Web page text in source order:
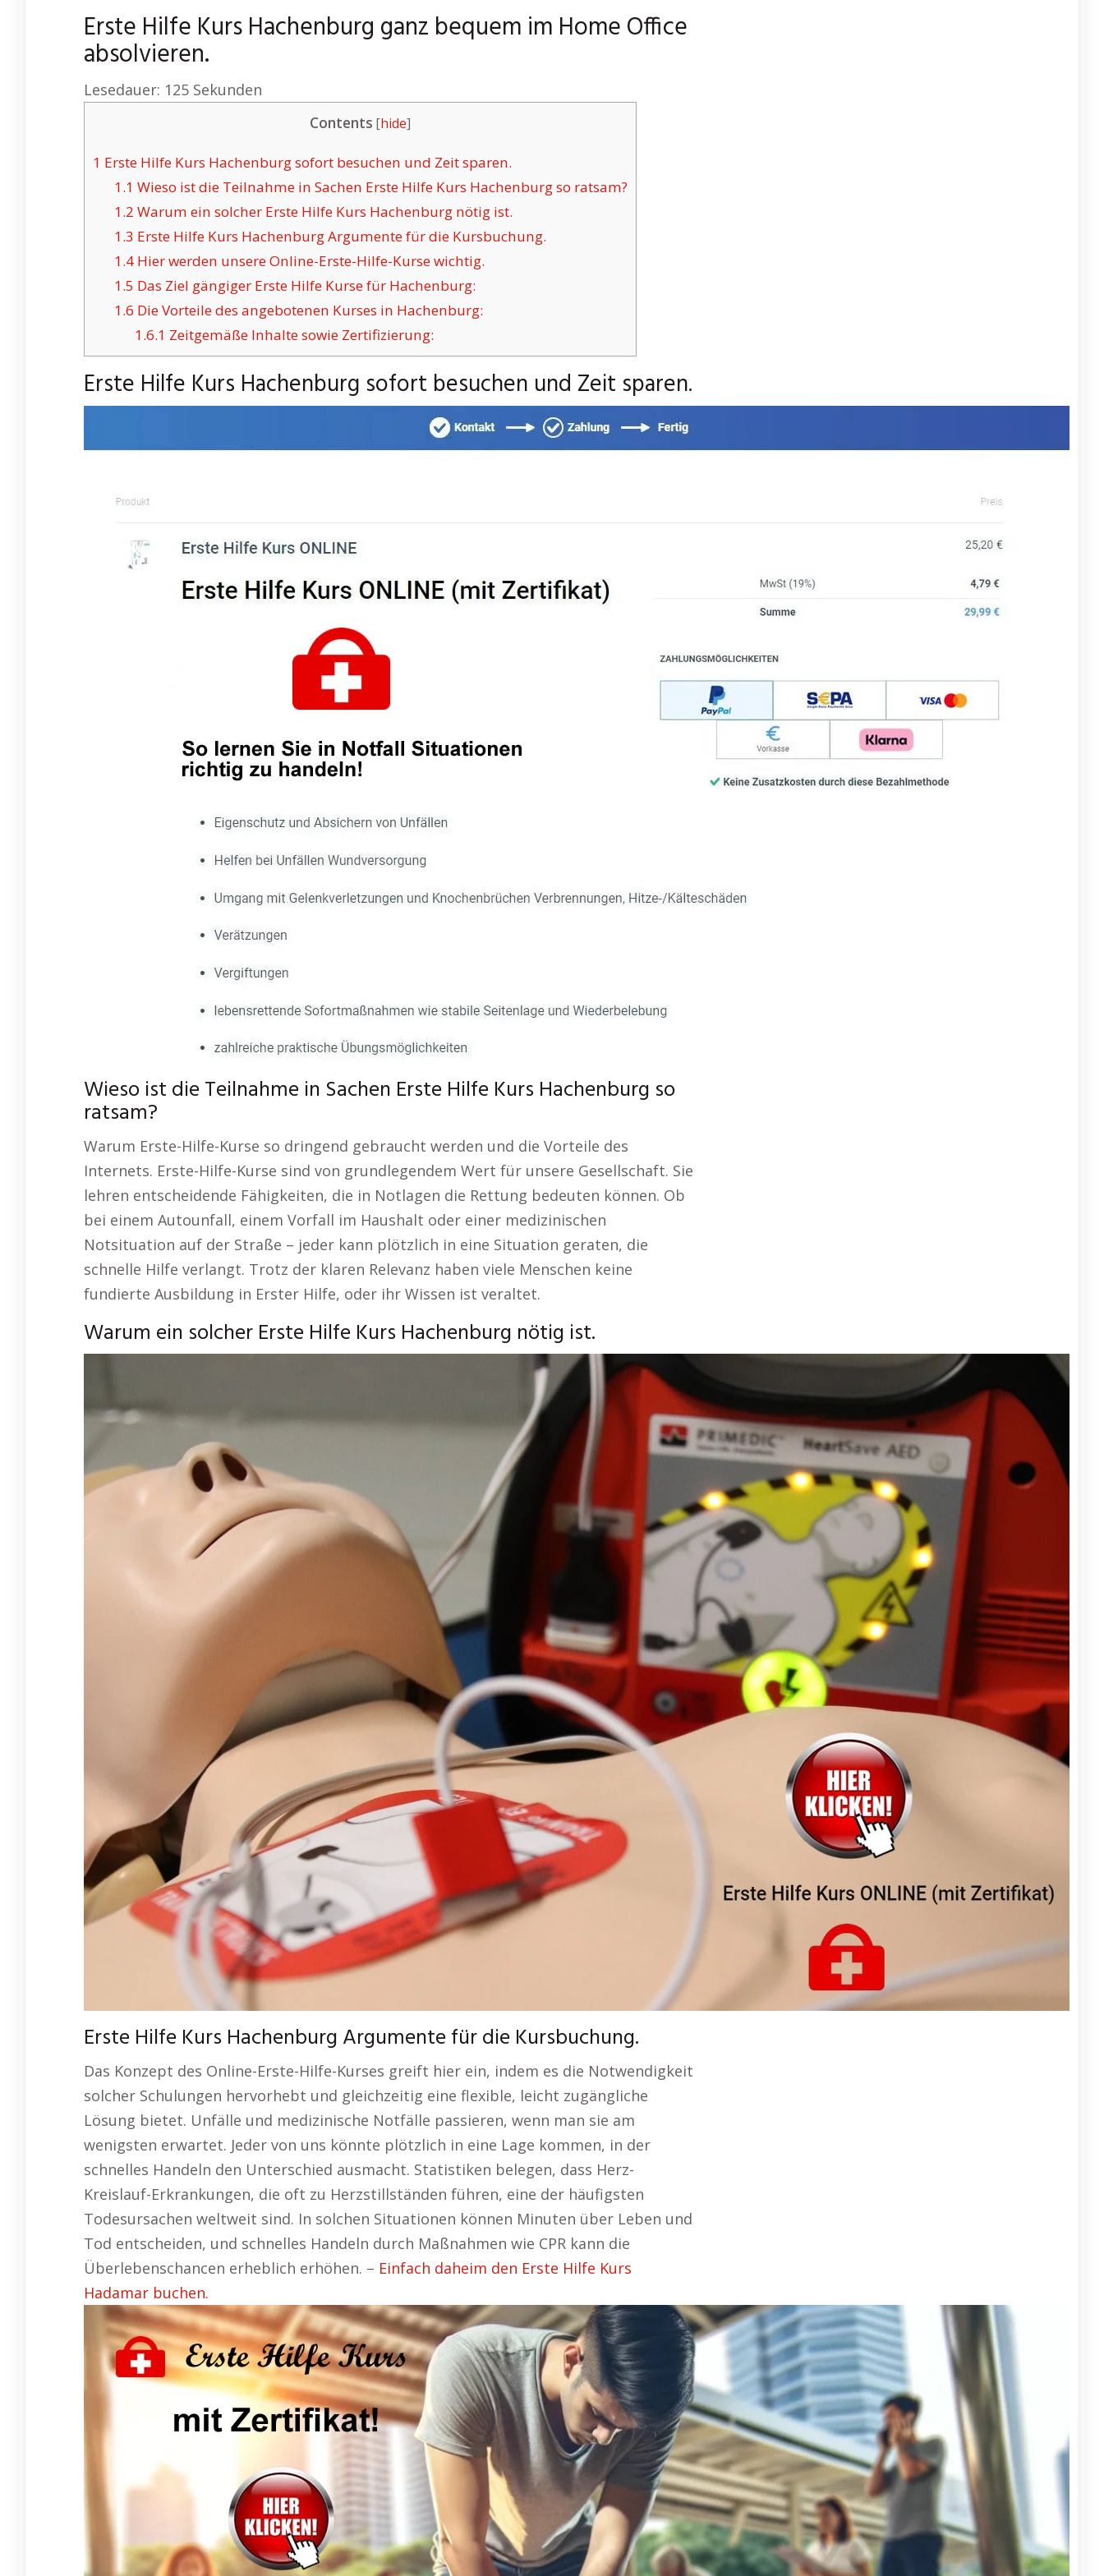
Erste Hilfe Kurs Hachenburg ganz bequem im Home Office
absolvieren.
Lesedauer: 125 Sekunden
Contents [hide]
1 Erste Hilfe Kurs Hachenburg sofort besuchen und Zeit sparen.
1.1 Wieso ist die Teilnahme in Sachen Erste Hilfe Kurs Hachenburg so ratsam?
1.2 Warum ein solcher Erste Hilfe Kurs Hachenburg nötig ist.
1.3 Erste Hilfe Kurs Hachenburg Argumente für die Kursbuchung.
1.4Hier werden unsere Online-Erste-Hilfe-Kurse wichtig.
1.5 Das Ziel gängiger Erste Hilfe Kurse für Hachenburg:
1.6 Die Vorteile des angebotenen Kurses in Hachenburg:
1.6.1 Zeitgemäße Inhalte sowie Zertifizierung:
Erste Hilfe Kurs Hachenburg sofort besuchen und Zeit sparen.
Wieso ist die Teilnahme in Sachen Erste Hilfe Kurs Hachenburg so
ratsam?
Warum Erste-Hilfe-Kurse so dringend gebraucht werden und die Vorteile des
Internets. Erste-Hilfe-Kurse sind von grundlegendem Wert für unsere Gesellschaft. Sie
lehren entscheidende Fähigkeiten, die in Notlagen die Rettung bedeuten können. Ob
bei einem Autounfall, einem Vorfall im Haushalt oder einer medizinischen
Notsituation auf der Straße – jeder kann plötzlich in eine Situation geraten, die
schnelle Hilfe verlangt. Trotz der klaren Relevanz haben viele Menschen keine
fundierte Ausbildung in Erster Hilfe, oder ihr Wissen ist veraltet.
Warum ein solcher Erste Hilfe Kurs Hachenburg nötig ist.
Erste Hilfe Kurs Hachenburg Argumente für die Kursbuchung.
Das Konzept des Online-Erste-Hilfe-Kurses greift hier ein, indem es die Notwendigkeit
solcher Schulungen hervorhebt und gleichzeitig eine flexible, leicht zugängliche
Lösung bietet. Unfälle und medizinische Notfälle passieren, wenn man sie am
wenigsten erwartet. Jeder von uns könnte plötzlich in eine Lage kommen, in der
schnelles Handeln den Unterschied ausmacht. Statistiken belegen, dass Herz-
Kreislauf-Erkrankungen, die oft zu Herzstillständen führen, eine der häufigsten
Todesursachen weltweit sind. In solchen Situationen können Minuten über Leben und
Tod entscheiden, und schnelles Handeln durch Maßnahmen wie CPR kann die
Überlebenschancen erheblich erhöhen. – Einfach daheim den Erste Hilfe Kurs
Hadamar buchen.